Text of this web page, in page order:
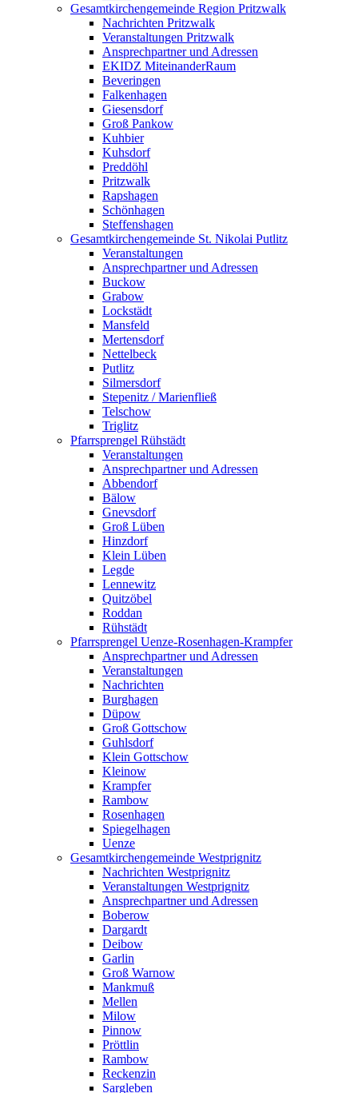
Gesamtkirchengemeinde Region Pritzwalk
Nachrichten Pritzwalk
Veranstaltungen Pritzwalk
Ansprechpartner und Adressen
EKIDZ MiteinanderRaum
Beveringen
Falkenhagen
Giesensdorf
Groß Pankow
Kuhbier
Kuhsdorf
Preddöhl
Pritzwalk
Rapshagen
Schönhagen
Steffenshagen
Gesamtkirchengemeinde St. Nikolai Putlitz
Veranstaltungen
Ansprechpartner und Adressen
Buckow
Grabow
Lockstädt
Mansfeld
Mertensdorf
Nettelbeck
Putlitz
Silmersdorf
Stepenitz / Marienfließ
Telschow
Triglitz
Pfarrsprengel Rühstädt
Veranstaltungen
Ansprechpartner und Adressen
Abbendorf
Bälow
Gnevsdorf
Groß Lüben
Hinzdorf
Klein Lüben
Legde
Lennewitz
Quitzöbel
Roddan
Rühstädt
Pfarrsprengel Uenze-Rosenhagen-Krampfer
Ansprechpartner und Adressen
Veranstaltungen
Nachrichten
Burghagen
Düpow
Groß Gottschow
Guhlsdorf
Klein Gottschow
Kleinow
Krampfer
Rambow
Rosenhagen
Spiegelhagen
Uenze
Gesamtkirchengemeinde Westprignitz
Nachrichten Westprignitz
Veranstaltungen Westprignitz
Ansprechpartner und Adressen
Boberow
Dargardt
Deibow
Garlin
Groß Warnow
Mankmuß
Mellen
Milow
Pinnow
Pröttlin
Rambow
Reckenzin
Sargleben